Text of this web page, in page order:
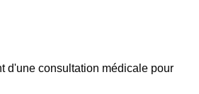
d'une consultation médicale pour